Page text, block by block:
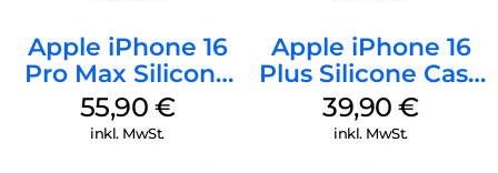
Apple iPhone 16
Pro Max Silicone
Case MagSafe
Stone Gray
55,90 €
inkl. MwSt.
Apple iPhone 16
Plus Silicone Case
MagSafe Plum
39,90€
inkl. MwSt.